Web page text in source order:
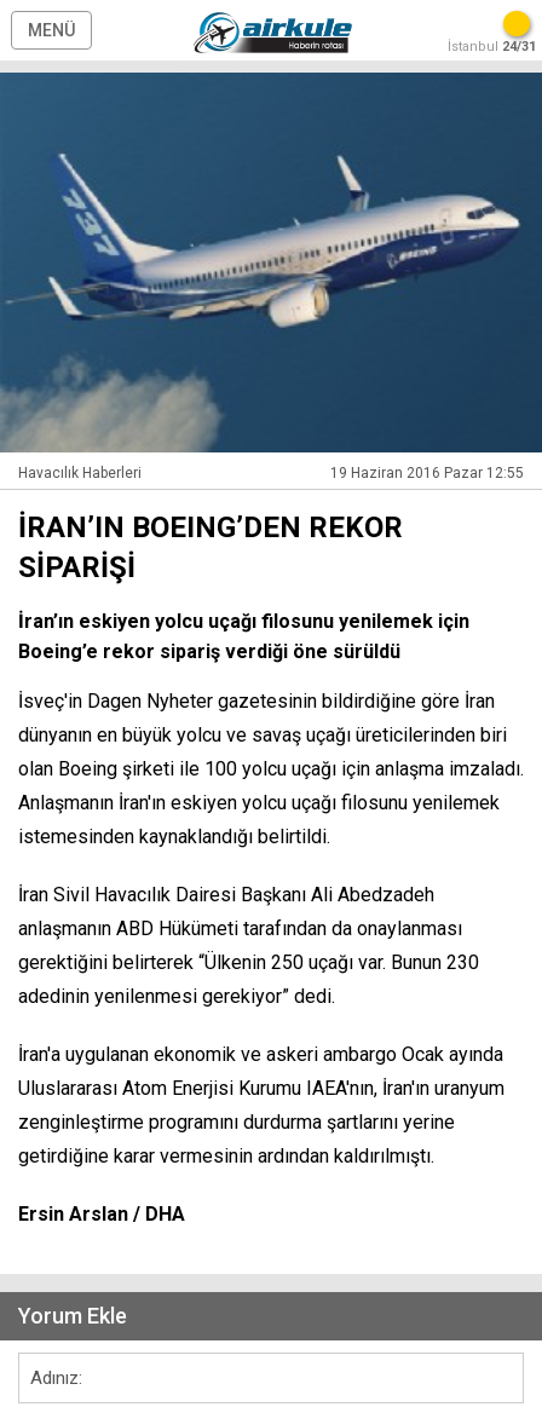
MENÜ
İstanbul 24/31
Havacılık Haberleri 19 Haziran 2016 Pazar 12:55
İRAN’IN BOEING’DEN REKOR
SİPARİŞİ
İran’ın eskiyen yolcu uçağı filosunu yenilemek için
Boeing’e rekor sipariş verdiği öne sürüldü
İsveç'in Dagen Nyheter gazetesinin bildirdiğine göre İran
dünyanın en büyük yolcu ve savaş uçağı üreticilerinden biri
olan Boeing şirketi ile 100 yolcu uçağı için anlaşma imzaladı.
Anlaşmanın İran'ın eskiyen yolcu uçağı filosunu yenilemek
istemesinden kaynaklandığı belirtildi.
İran Sivil Havacılık Dairesi Başkanı Ali Abedzadeh
anlaşmanın ABD Hükümeti tarafından da onaylanması
gerektiğini belirterek “Ülkenin 250 uçağı var. Bunun 230
adedinin yenilenmesi gerekiyor” dedi.
İran'a uygulanan ekonomik ve askeri ambargo Ocak ayında
Uluslararası Atom Enerjisi Kurumu IAEA'nın, İran'ın uranyum
zenginleştirme programını durdurma şartlarını yerine
getirdiğine karar vermesinin ardından kaldırılmıştı.
Ersin Arslan / DHA
Yorum Ekle